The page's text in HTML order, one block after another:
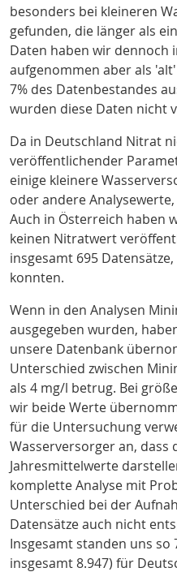
besonders bei kleineren
gefunden, die länger als
Daten haben wir dennoch
aufgenommen aber als
7% des Datenbestandes
wurden diese Daten nicht
Da in Deutschland Nitrat
veröffentlichender
einige kleinere
oder andere
Auch in Österreich haben
keinen Nitratwert
insgesamt 695
konnten.
Wenn in den Analysen
ausgegeben wurden,
unsere Datenbank
Unterschied zwischen
als 4 mg/l betrug. Bei
wir beide Werte
für die Untersuchung
Wasserversorger an,
Jahresmittelwerte
komplette Analyse mit
Unterschied bei der
Datensätze auch nicht
Insgesamt standen uns so
insgesamt 8.947) für